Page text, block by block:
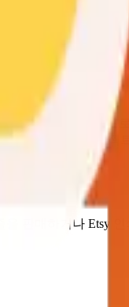
로드 파일에는 소
제하면 30일간 프
다. 일회성 프로젝
판매하거나 Etsy